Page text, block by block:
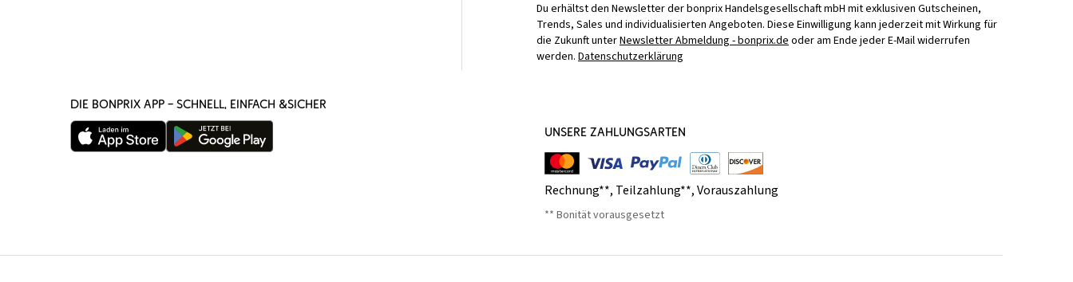
Du erhältst den Newsletter der bonprix Handelsgesellschaft mbH mit exklusiven Gutscheinen,
Trends, Sales und individualisierten Angeboten. Diese Einwilligung kann jederzeit mit Wirkung für
die Zukunft unterNewsletter Abmeldung - bonprix.deoder am Ende jeder E-Mail widerrufen
werden. Datenschutzerklärung
DIE BONPRIX APP – SCHNELL, EINFACH &SICHER
UNSERE ZAHLUNGSARTEN
Rechnung**, Teilzahlung**,Vorauszahlung
** Bonität vorausgesetzt